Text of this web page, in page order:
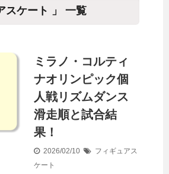
スケート 」 一覧
ミラノ・コルティ
ナオリンピック個
人戦リズムダンス
滑走順と試合結
果！
2026/02/10
フィギュアス
ケート